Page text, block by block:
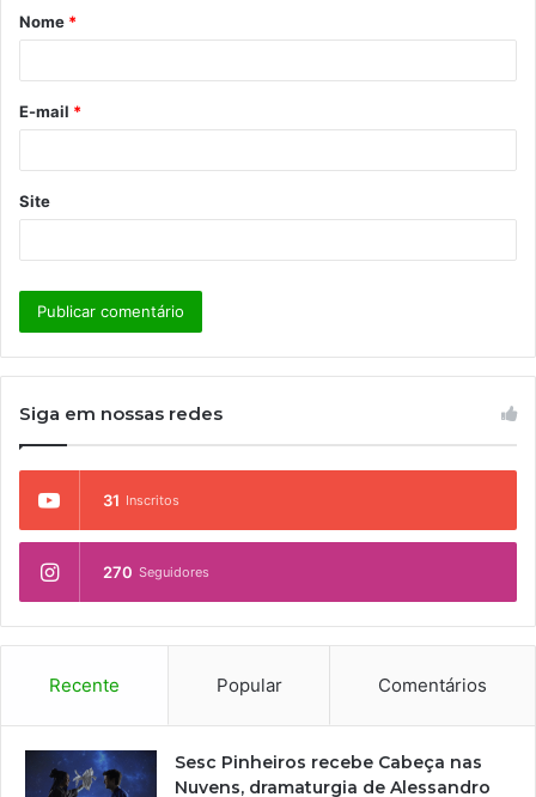
r
*
Nome *
E-mail *
Site
Siga em nossas redes
31 Inscritos
270 Seguidores
Recente Popular Comentários
Sesc Pinheiros recebe Cabeça nas
Nuvens, dramaturgia de Alessandro